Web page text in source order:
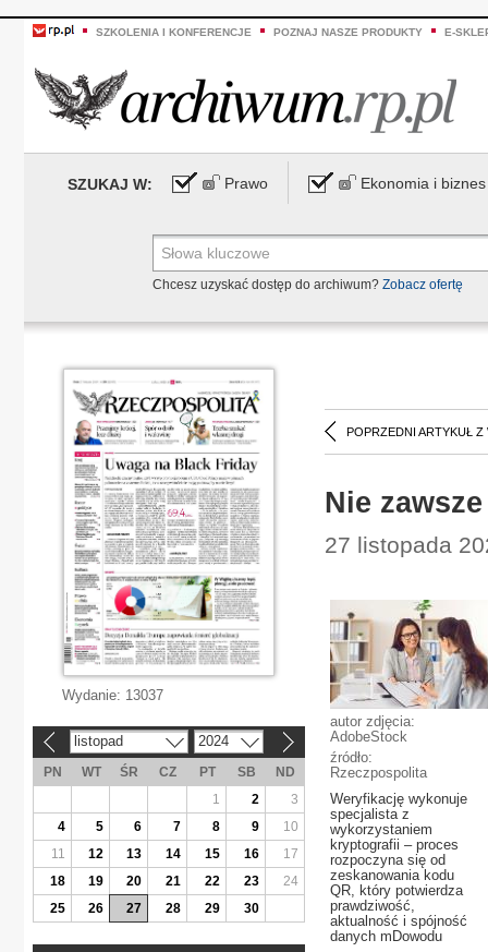
SZKOLENIA I KONFERENCJE POZNAJ NASZE PRODUKTY E-
SZUKAJ W: Prawo Ekonomia i biznes
Chcesz uzyskać dostęp do archiwum? Zobacz ofertę
POPRZEDNI ARTYKUŁ Z
Nie
27 listopada
autor zdjęcia:
AdobeStock
źródło:
Rzeczpospolita
Weryfikację wykonuje
specjalista z
wykorzystaniem
kryptografii – proces
rozpoczyna się od
zeskanowania kodu
QR, który potwierdza
prawdziwość,
aktualność i spójność
danych mDowodu
Wydanie: 13037
listopad 2024
PN WT ŚR CZ PT SB
ND
1
2
3
4
5 6 7 8 9
10
11
12 13 14 15 16
17
18
19 20 21 22 23
24
25
26 27 28 29 30